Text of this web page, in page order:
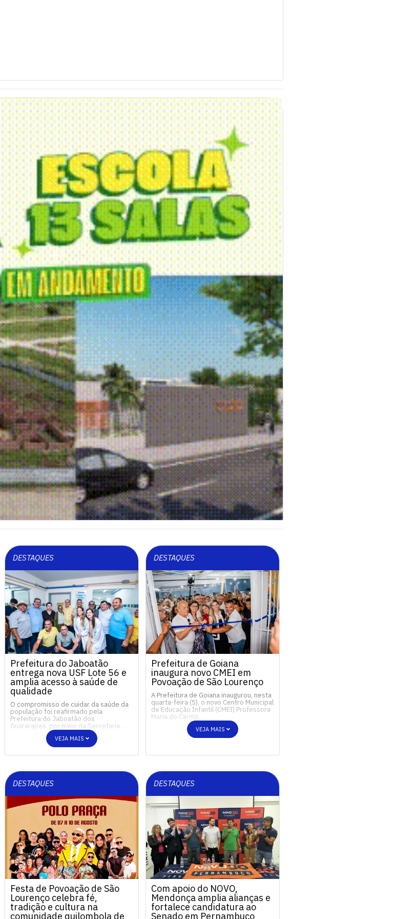
DESTAQUES
Prefeitura do Jaboatão
entrega nova USF Lote 56 e
amplia acesso à saúde de
qualidade
O compromisso de cuidar da saúde da
população foi reafirmado pela
Prefeitura do Jaboatão dos
Guararapes, por meio da Secretaria…
VEJA MAIS
DESTAQUES
Prefeitura de Goiana
inaugura novo CMEI em
Povoação de São Lourenço
A Prefeitura de Goiana inaugurou, nesta
quarta-feira (5), o novo Centro Municipal
de Educação Infantil (CMEI) Professora
Maria do Carmo…
VEJA MAIS
DESTAQUES
Festa de Povoação de São
Lourenço celebra fé,
tradição e cultura na
comunidade quilombola de
DESTAQUES
Com apoio do NOVO,
Mendonça amplia alianças e
fortalece candidatura ao
Senado em Pernambuco